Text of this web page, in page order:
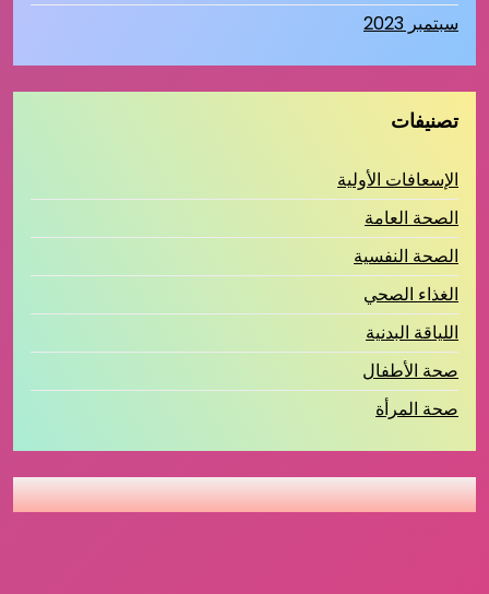
سبتمبر 2023
تصنيفات
الإسعافات الأولية
الصحة العامة
الصحة النفسية
الغذاء الصحي
اللياقة البدنية
صحة الأطفال
صحة المرأة